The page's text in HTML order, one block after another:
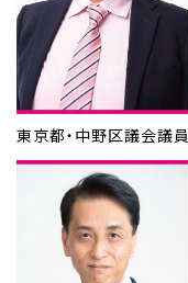
東京都・中野区議会議員